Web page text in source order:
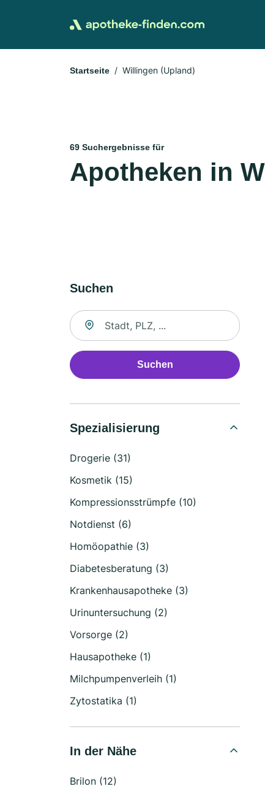
Startseite Willingen (Upland)
69 Suchergebnisse für
Apotheken in
Suchen
Suche nach Ort
Suchen
Spezialisierung
Drogerie (31)
Kosmetik (15)
Kompressionsstrümpfe (10)
Notdienst (6)
Homöopathie (3)
Diabetesberatung (3)
Krankenhausapotheke (3)
Urinuntersuchung (2)
Vorsorge (2)
Hausapotheke (1)
Milchpumpenverleih (1)
Zytostatika (1)
In der Nähe
Brilon (12)